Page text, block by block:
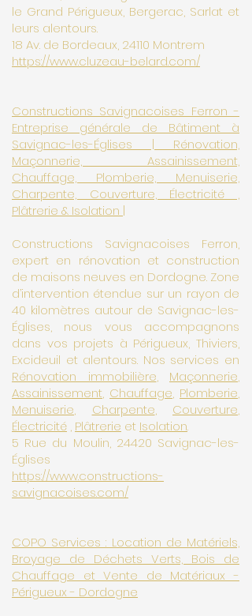
le Grand Périgueux, Bergerac, Sarlat et
leurs alentours.
18 Av. de Bordeaux, 24110 Montrem
https://www.cluzeau-belard.com/
Constructions Savignacoises Ferron -
Entreprise générale de Bâtiment à
Savignac-les-Églises | Rénovation,
Maçonnerie, Assainissement,
Chauffage, Plomberie, Menuiserie,
Charpente, Couverture, Électricité ,
Plâtrerie & Isolation |
Constructions Savignacoises Ferron,
expert en rénovation et construction
de maisons neuves en Dordogne. Zone
d’intervention étendue sur un rayon de
40 kilomètres autour de Savignac-les-
Églises, nous vous accompagnons
dans vos projets à Périgueux, Thiviers,
Excideuil et alentours. Nos services en
Rénovation immobilière, Maçonnerie,
Assainissement, Chauffage, Plomberie,
Menuiserie, Charpente, Couverture,
Électricité , Plâtrerie et Isolation.
5 Rue du Moulin, 24420 Savignac-les-
Églises
https://www.constructions-
savignacoises.com/
COPO Services : Location de Matériels,
Broyage de Déchets Verts, Bois de
Chauffage et Vente de Matériaux -
Périgueux - Dordogne